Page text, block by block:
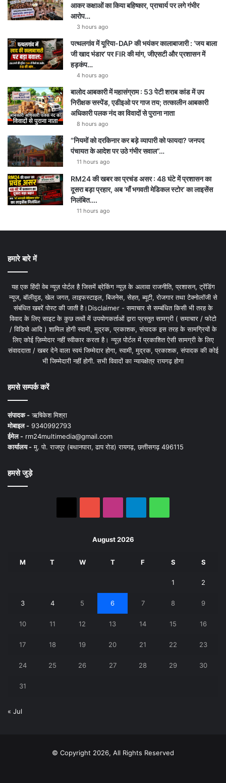
आकर कक्षाओं का किया बहिष्कार, प्राचार्य पर लगे गंभीर
आरोप…
3 hours ago
पत्थलगांव में यूरिया-DAP की भयंकर कालाबाजारी : ‘जय बाला
जी खाद भंडार’ पर FIR की मांग, जीएसटी और प्रशासन में
हड़कंप…
4 hours ago
बालोद आबकारी में महासंग्राम : 53 पेटी शराब कांड में उप
निरीक्षक सस्पेंड, एडीइओ पर गाज तय; तत्कालीन आबकारी
अधिकारी पलक नंद का विवादों से पुराना नाता
8 hours ago
“नियमों को दरकिनार कर बड़े व्यापारी को फायदा? जनपद
पंचायत के आदेश पर उठे गंभीर सवाल”…
11 hours ago
RM24 की खबर का प्रचंड असर : 48 घंटे में प्रशासन का
दूसरा बड़ा प्रहार, अब ‘माँ भगवती मेडिकल स्टोर’ का लाइसेंस
निलंबित….
11 hours ago
हमारे बारे में
यह एक हिंदी वेब न्यूज़ पोर्टल है जिसमें ब्रेकिंग न्यूज़ के अलावा राजनीति, प्रशासन, ट्रेंडिंग
न्यूज, बॉलीवुड, खेल जगत, लाइफस्टाइल, बिजनेस, सेहत, ब्यूटी, रोजगार तथा टेक्नोलॉजी से
संबंधित खबरें पोस्ट की जाती है।Disclaimer - समाचार से सम्बंधित किसी भी तरह के
विवाद के लिए साइट के कुछ तत्वों में उपयोगकर्ताओं द्वारा प्रस्तुत सामग्री ( समाचार / फोटो
/ विडियो आदि ) शामिल होगी स्वामी, मुद्रक, प्रकाशक, संपादक इस तरह के सामग्रियों के
लिए कोई ज़िम्मेदार नहीं स्वीकार करता है। न्यूज़ पोर्टल में प्रकाशित ऐसी सामग्री के लिए
संवाददाता / खबर देने वाला स्वयं जिम्मेदार होगा, स्वामी, मुद्रक, प्रकाशक, संपादक की कोई
भी जिम्मेदारी नहीं होगी. सभी विवादों का न्यायक्षेत्र रायगढ़ होगा
हमसे सम्पर्क करें
संपादक -ऋषिकेश मिश्रा
मोबाइल - 9340992793
ईमेल - rm24multimedia@gmail.com
कार्यालय -मु. पो. राजपुर (बथानपारा, ढाप रोड) रायगढ़, छत्तीसगढ़ 496115
हमसे जुड़े
August 2026
M T W T F S S
1 2
3 4 5 6 7 8 9
10 11 12 13 14 15 16
17 18 19 20 21 22 23
24 25 26 27 28 29 30
31
« Jul
© Copyright 2026, All Rights Reserved